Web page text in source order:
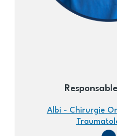
Albi - Chirurgie